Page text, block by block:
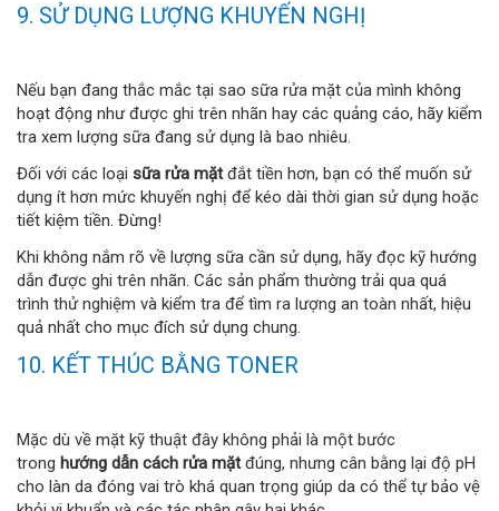
9. SỬ DỤNG LƯỢNG KHUYẾN NGHỊ
Nếu bạn đang thắc mắc tại sao sữa rửa mặt của mình không
hoạt động như được ghi trên nhãn hay các quảng cáo, hãy kiểm
tra xem lượng sữa đang sử dụng là bao nhiêu.
Đối với các loại sữa rửa mặtđắt tiền hơn, bạn có thể muốn sử
dụng ít hơn mức khuyến nghị để kéo dài thời gian sử dụng hoặc
tiết kiệm tiền. Đừng!
Khi không nắm rõ về lượng sữa cần sử dụng, hãy đọc kỹ hướng
dẫn được ghi trên nhãn. Các sản phẩm thường trải qua quá
trình thử nghiệm và kiểm tra để tìm ra lượng an toàn nhất, hiệu
quả nhất cho mục đích sử dụng chung.
10. KẾT THÚC BẰNG TONER
Mặc dù về mặt kỹ thuật đây không phải là một bước
trong hướng dẫn cách rửa mặtđúng, nhưng cân bằng lại độ pH
cho làn da đóng vai trò khá quan trọng giúp da có thể tự bảo vệ